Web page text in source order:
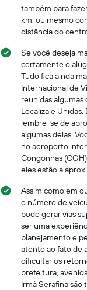
também para
km, ou mesmo
distância do
Se você deseja
certamente o
Tudo fica ainda
Internacional de
reunidas algumas
Localiza e
lembre-se de
algumas delas.
no aeroporto
Congonhas
eles estão a
Assim como em
o número de
pode gerar vias
ser uma
planejamento e
atento ao fato de
dificultar os
prefeitura,
Irmã Serafina